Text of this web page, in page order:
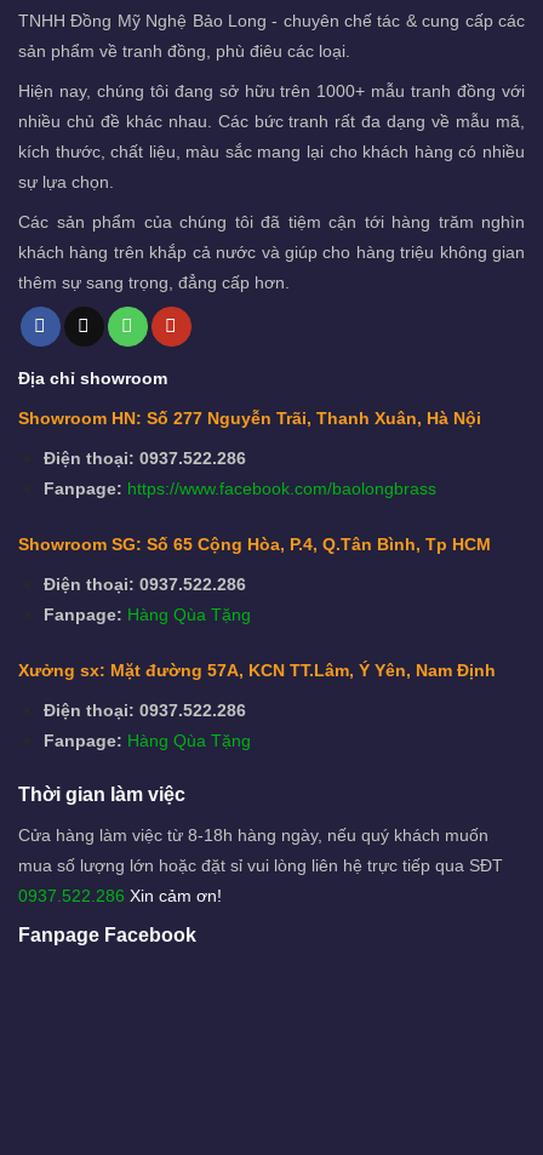
TNHH Đồng Mỹ Nghệ Bảo Long - chuyên chế tác & cung cấp các
sản phẩm về tranh đồng, phù điêu các loại.
Hiện nay, chúng tôi đang sở hữu trên 1000+ mẫu tranh đồng với
nhiều chủ đề khác nhau. Các bức tranh rất đa dạng về mẫu mã,
kích thước, chất liệu, màu sắc mang lại cho khách hàng có nhiều
sự lựa chọn.
Các sản phẩm của chúng tôi đã tiệm cận tới hàng trăm nghìn
khách hàng trên khắp cả nước và giúp cho hàng triệu không gian
thêm sự sang trọng, đẳng cấp hơn.
Địa chỉ showroom
Showroom HN: Số 277 Nguyễn Trãi, Thanh Xuân, Hà Nội
Điện thoại: 0937.522.286
Fanpage: https://www.facebook.com/baolongbrass
Showroom SG: Số 65 Cộng Hòa, P.4, Q.Tân Bình, Tp HCM
Điện thoại: 0937.522.286
Fanpage: Hàng Qùa Tặng
Xưởng sx: Mặt đường 57A, KCN TT.Lâm, Ý Yên, Nam Định
Điện thoại: 0937.522.286
Fanpage: Hàng Qùa Tặng
Thời gian làm việc
Cửa hàng làm việc từ 8-18h hàng ngày, nếu quý khách muốn
mua số lượng lớn hoặc đặt sỉ vui lòng liên hệ trực tiếp qua SĐT
0937.522.286 Xin cảm ơn!
Fanpage Facebook